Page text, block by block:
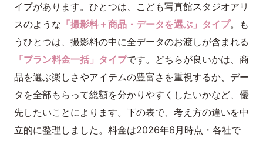
イプがあります。ひとつは、こども写真館スタジオアリ
スのような 「撮影料＋商品・データを選ぶ」タイプ。も
うひとつは、撮影料の中に全データのお渡しが含まれる
「プラン料金一括」タイプです。どちらが良いかは、商
品を選ぶ楽しさやアイテムの豊富さを重視するか、デー
タを全部もらって総額を分かりやすくしたいかなど、優
先したいことによります。下の表で、考え方の違いを中
立的に整理しました。料金は2026年6月時点・各社で